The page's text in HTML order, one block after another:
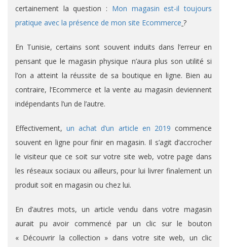
certainement la question : Mon magasin est-il toujours
pratique avec la présence de mon site Ecommerce ?
En Tunisie, certains sont souvent induits dans l’erreur en
pensant que le magasin physique n’aura plus son utilité si
l’on a atteint la réussite de sa boutique en ligne. Bien au
contraire, l’Ecommerce et la vente au magasin deviennent
indépendants l’un de l’autre.
Effectivement,un achat d’un article en 2019 commence
souvent en ligne pour finir en magasin. Il s’agit d’accrocher
le visiteur que ce soit sur votre site web, votre page dans
les réseaux sociaux ou ailleurs, pour lui livrer finalement un
produit soit en magasin ou chez lui.
En d’autres mots, un article vendu dans votre magasin
aurait pu avoir commencé par un clic sur le bouton
« Découvrir la collection » dans votre site web, un clic